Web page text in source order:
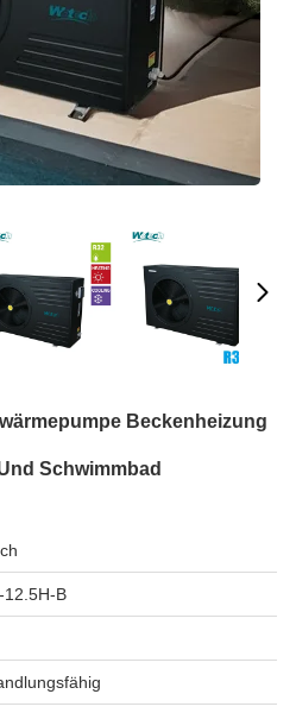
Beckenheizung
Schwimmbad
12.5H-B